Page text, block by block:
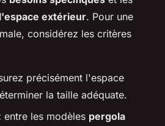
extérieur. Pour une
considérez les critères
précisément l'espace
la taille adéquate.
entre les modèles pergola